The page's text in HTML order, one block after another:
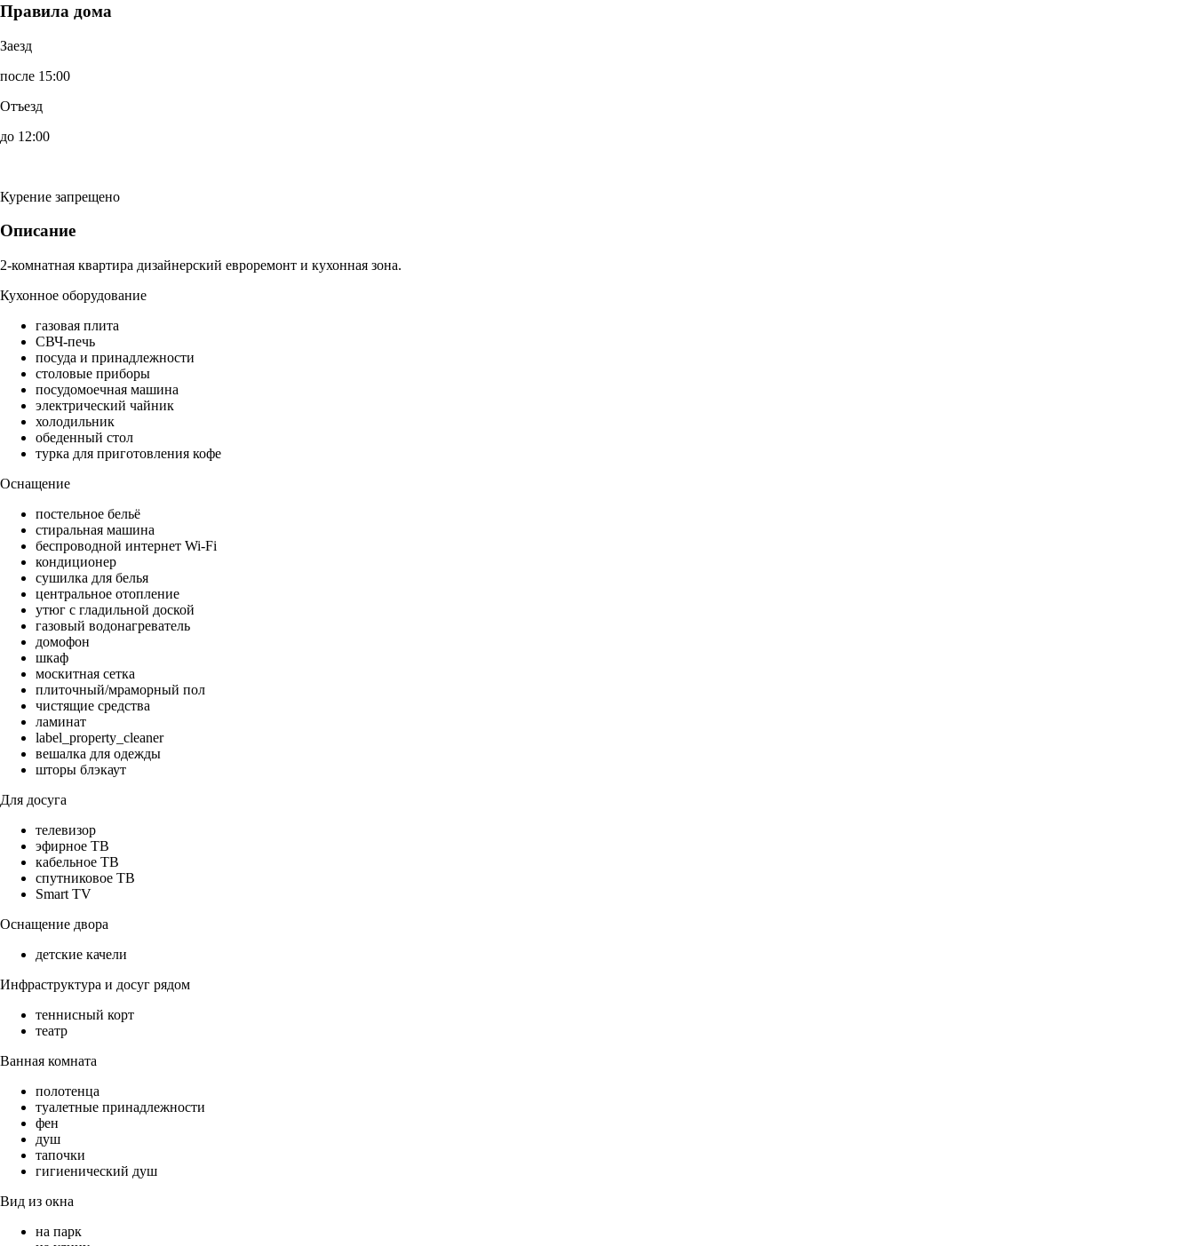
Правила дома
Заезд
после 15:00
Отъезд
до 12:00
Курение запрещено
Описание
2-комнатная квартира дизайнерский евроремонт и кухонная зона.
Кухонное оборудование
газовая плита
СВЧ-печь
посуда и принадлежности
столовые приборы
посудомоечная машина
электрический чайник
холодильник
обеденный стол
турка для приготовления кофе
Оснащение
постельное бельё
стиральная машина
беспроводной интернет Wi-Fi
кондиционер
сушилка для белья
центральное отопление
утюг с гладильной доской
газовый водонагреватель
домофон
шкаф
москитная сетка
плиточный/мраморный пол
чистящие средства
ламинат
label_property_cleaner
вешалка для одежды
шторы блэкаут
Для досуга
телевизор
эфирное ТВ
кабельное ТВ
спутниковое ТВ
Smart TV
Оснащение двора
детские качели
Инфраструктура и досуг рядом
теннисный корт
театр
Ванная комната
полотенца
туалетные принадлежности
фен
душ
тапочки
гигиенический душ
Вид из окна
на парк